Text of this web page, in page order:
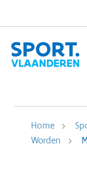
Home
Worden